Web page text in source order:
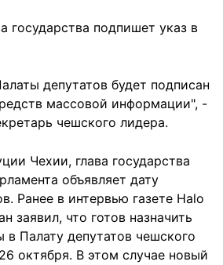
государства подпишет указ в
депутатов будет подписан
массовой информации", -
чешского лидера.
Чехии, глава государства
объявляет дату
Ранее в интервью газете Halo
заявил, что готов назначить
Палату депутатов чешского
октября. В этом случае новый